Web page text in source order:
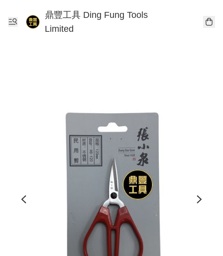
鼎豐工具 Ding Fung Tools
Limited